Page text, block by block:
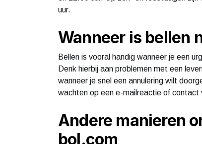
uur.
Wanneer is bellen
Bellen is vooral handig wanneer je een
Denk hierbij aan problemen met een
wanneer je snel een annulering wilt
wachten op een e-mailreactie of contact
Andere manieren
bol.com